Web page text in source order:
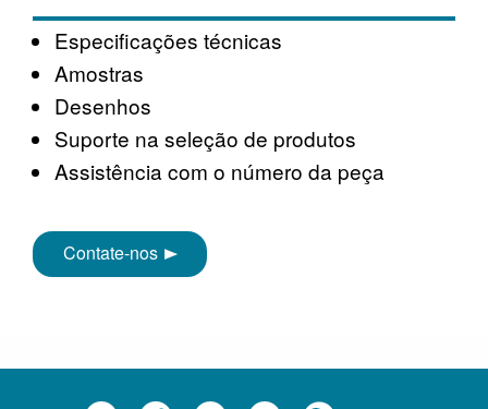
Especificações técnicas
Amostras
Desenhos
Suporte na seleção de produtos
Assistência com o número da peça
Contate-nos